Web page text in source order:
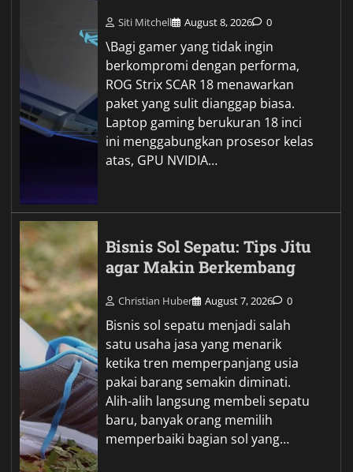
Siti Mitchell August 8, 2026 0
\Bagi gamer yang tidak ingin
berkompromi dengan performa,
ROG Strix SCAR 18 menawarkan
paket yang sulit dianggap biasa.
Laptop gaming berukuran 18 inci
ini menggabungkan prosesor kelas
atas, GPU NVIDIA…
Bisnis Sol Sepatu: Tips Jitu
agar Makin Berkembang
Christian Huber August 7, 2026 0
Bisnis sol sepatu menjadi salah
satu usaha jasa yang menarik
ketika tren memperpanjang usia
pakai barang semakin diminati.
Alih-alih langsung membeli sepatu
baru, banyak orang memilih
memperbaiki bagian sol yang…